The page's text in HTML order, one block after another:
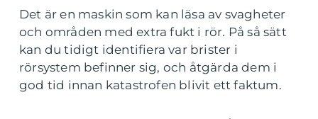
Det är en maskin som kan läsa av svagheter
och områden med extra fukt i rör. På så sätt
kan du tidigt identifiera var brister i
rörsystem befinner sig, och åtgärda dem i
god tid innan katastrofen blivit ett faktum.